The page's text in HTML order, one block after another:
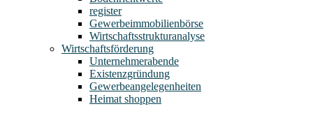
register
Gewerbeimmobilienbörse
Wirtschaftsstrukturanalyse
Wirtschaftsförderung
Unternehmerabende
Existenzgründung
Gewerbeangelegenheiten
Heimat shoppen